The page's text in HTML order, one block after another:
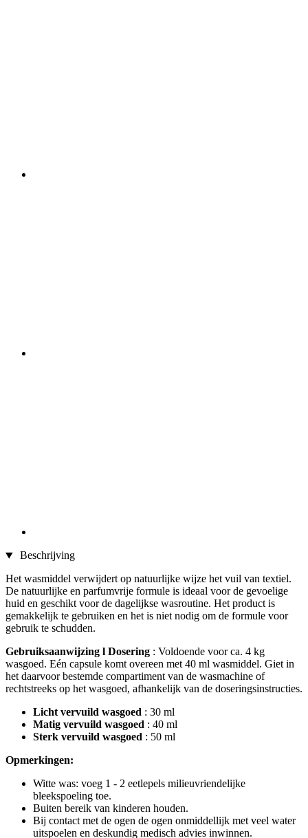
Beschrijving
Het wasmiddel verwijdert op natuurlijke wijze het vuil van textiel.
De natuurlijke en parfumvrije formule is ideaal voor de gevoelige
huid en geschikt voor de dagelijkse wasroutine. Het product is
gemakkelijk te gebruiken en het is niet nodig om de formule voor
gebruik te schudden.
Gebruiksaanwijzing l Dosering : Voldoende voor ca. 4 kg
wasgoed. Eén capsule komt overeen met 40 ml wasmiddel. Giet in
het daarvoor bestemde compartiment van de wasmachine of
rechtstreeks op het wasgoed, afhankelijk van de doseringsinstructies.
Licht vervuild wasgoed : 30 ml
Matig vervuild wasgoed : 40 ml
Sterk vervuild wasgoed : 50 ml
Opmerkingen:
Witte was: voeg 1 - 2 eetlepels milieuvriendelijke
bleekspoeling toe.
Buiten bereik van kinderen houden.
Bij contact met de ogen de ogen onmiddellijk met veel water
uitspoelen en deskundig medisch advies inwinnen.